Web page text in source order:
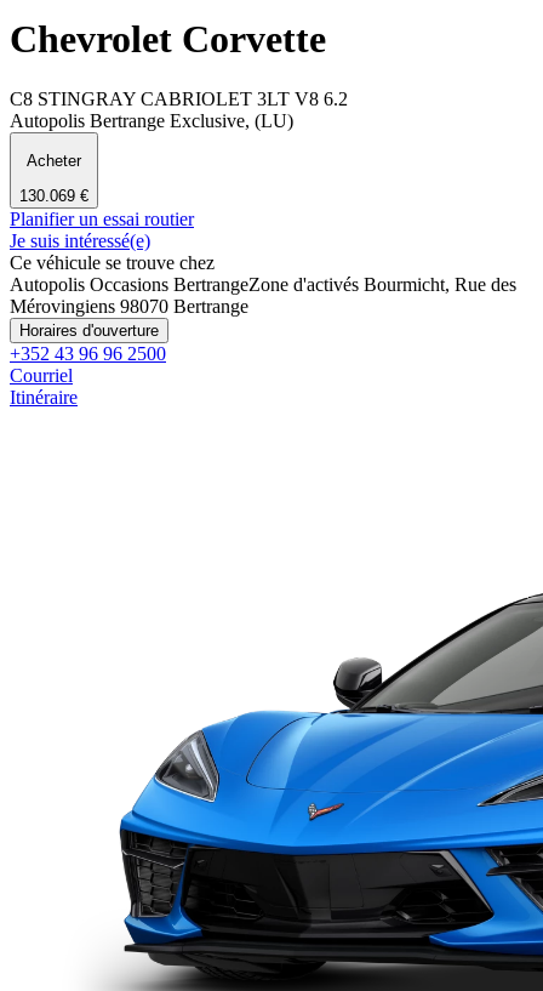
Chevrolet Corvette
C8 STINGRAY CABRIOLET 3LT V8 6.2
Autopolis Bertrange Exclusive, (LU)
Acheter
130.069 €
Planifier un essai routier
Je suis intéressé(e)
Ce véhicule se trouve chez
Autopolis Occasions BertrangeZone d'activés Bourmicht, Rue des
Mérovingiens 98070 Bertrange
Horaires d'ouverture
+352 43 96 96 2500
Courriel
Itinéraire